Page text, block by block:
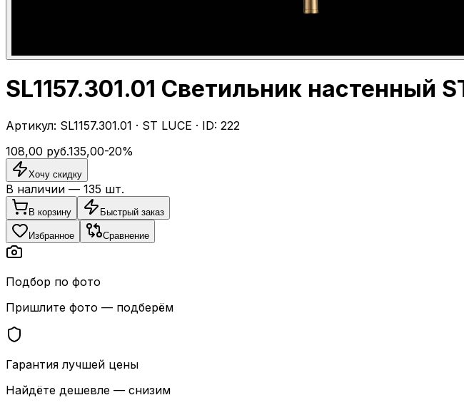
SL1157.301.01 Светильник настенный
Артикул: SL1157.301.01 · ST LUCE · ID: 222
108,00 руб.135,00-20%
Хочу скидку
В наличии — 135 шт.
В корзину Быстрый заказ
Избранное Сравнение
Подбор по фото
Пришлите фото — подберём
Гарантия лучшей цены
Найдёте дешевле — снизим